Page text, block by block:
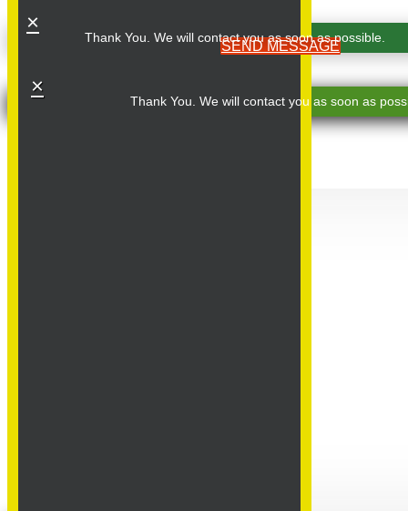
SEND MESSAGE
×
Thank You. We will contact you as soon as
×
Thank You. We will contact you as soon as possible.